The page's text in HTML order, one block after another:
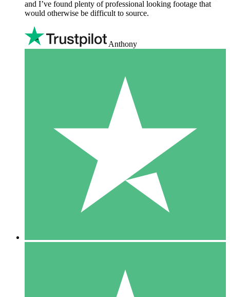
and I’ve found plenty of professional looking footage that
would otherwise be difficult to source.
Anthony